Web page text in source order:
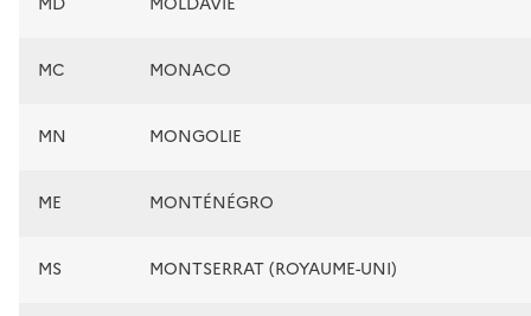
MC MONACO
MN MONGOLIE
ME MONTÉNÉGRO
MS MONTSERRAT (ROYAUME-UNI)